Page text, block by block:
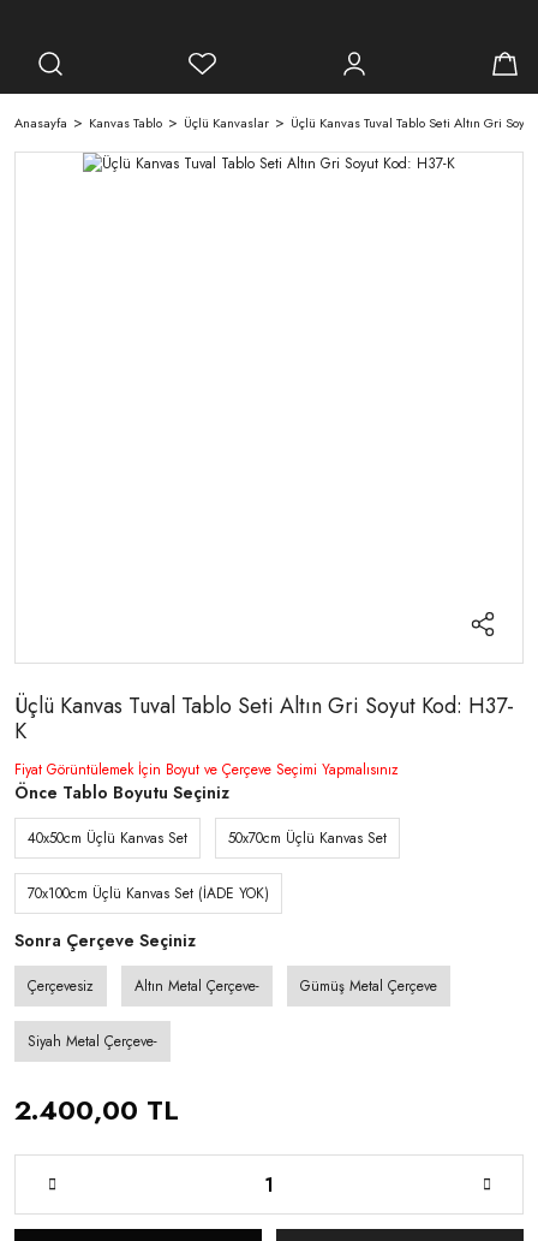
Anasayfa Kanvas Tablo Üçlü Kanvaslar Üçlü Kanvas Tuval Tablo Seti Altın Gri
Üçlü Kanvas Tuval Tablo Seti Altın Gri Soyut Kod: H37-
K
Fiyat Görüntülemek İçin Boyut ve Çerçeve Seçimi Yapmalısınız
Önce Tablo Boyutu Seçiniz
40x50cm Üçlü Kanvas Set 50x70cm Üçlü Kanvas Set
70x100cm Üçlü Kanvas Set (İADE YOK)
Sonra Çerçeve Seçiniz
Çerçevesiz Altın Metal Çerçeve- Gümüş Metal Çerçeve
Siyah Metal Çerçeve-
2.400,00 TL